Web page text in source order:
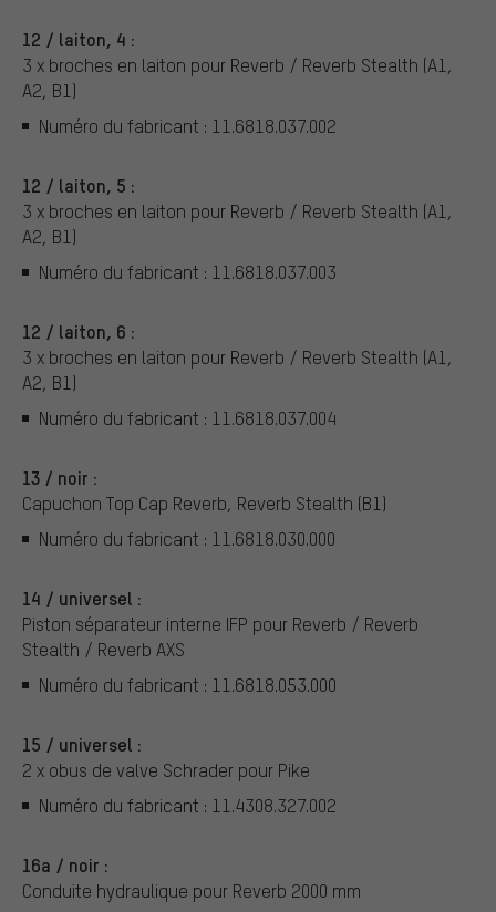
12 / laiton, 4 :
3 x broches en laiton pour Reverb / Reverb Stealth (A1,
A2, B1)
Numéro du fabricant : 11.6818.037.002
12 / laiton, 5 :
3 x broches en laiton pour Reverb / Reverb Stealth (A1,
A2, B1)
Numéro du fabricant : 11.6818.037.003
12 / laiton, 6 :
3 x broches en laiton pour Reverb / Reverb Stealth (A1,
A2, B1)
Numéro du fabricant : 11.6818.037.004
13 / noir :
Capuchon Top Cap Reverb, Reverb Stealth (B1)
Numéro du fabricant : 11.6818.030.000
14 / universel :
Piston séparateur interne IFP pour Reverb / Reverb
Stealth / Reverb AXS
Numéro du fabricant : 11.6818.053.000
15 / universel :
2 x obus de valve Schrader pour Pike
Numéro du fabricant : 11.4308.327.002
16a / noir :
Conduite hydraulique pour Reverb 2000 mm